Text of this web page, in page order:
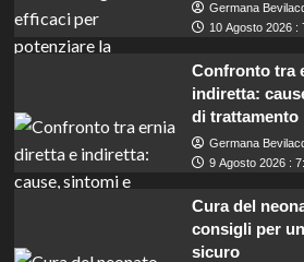
Germana
10 Agosto 2026 :
Confronto tra
indiretta:
di trattamento
Germana
9 Agosto 2026 :
Cura del
consigli per
sicuro